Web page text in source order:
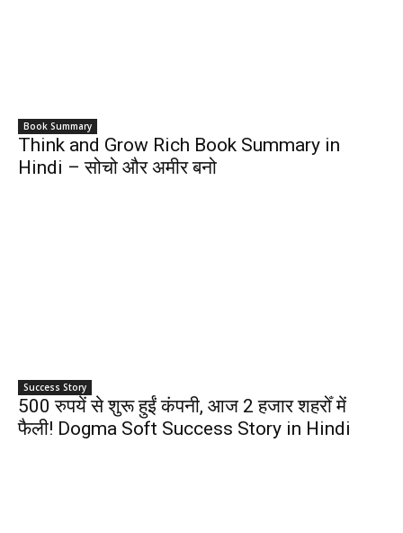
Book Summary
Think and Grow Rich Book Summary in
Hindi – सोचो और अमीर बनो
Success Story
500 रुपयें से शुरू हुईं कंपनी, आज 2 हजार शहरोँ में
फैली! Dogma Soft Success Story in Hindi